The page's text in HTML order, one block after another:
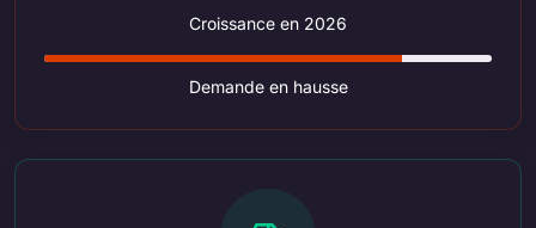
Croissance en 2026
Demande en hausse